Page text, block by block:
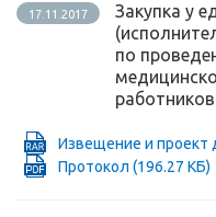
17.11.2017
Закупка у
по
Извещение и проект
Протокол (196.27 КБ)